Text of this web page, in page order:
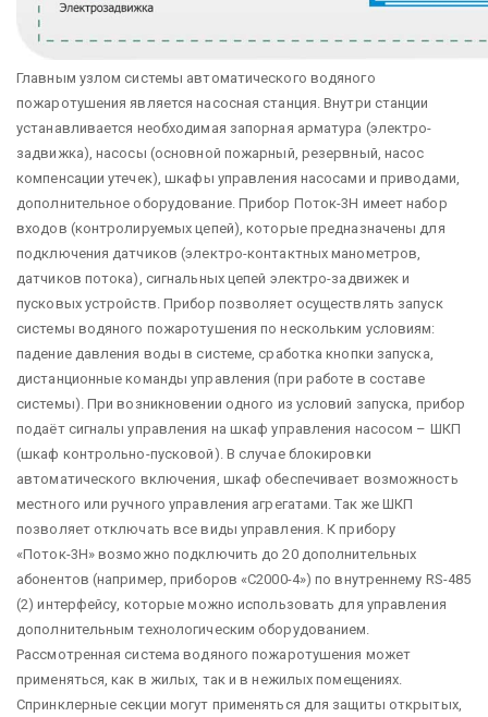
Главным узлом системы автоматического водяного
пожаротушения является насосная станция. Внутри станции
устанавливается необходимая запорная арматура (электро-
задвижка), насосы (основной пожарный, резервный, насос
компенсации утечек), шкафы управления насосами и приводами,
дополнительное оборудование. Прибор Поток-3Н имеет набор
входов (контролируемых цепей), которые предназначены для
подключения датчиков (электро-контактных манометров,
датчиков потока), сигнальных цепей электро-задвижек и
пусковых устройств. Прибор позволяет осуществлять запуск
системы водяного пожаротушения по нескольким условиям:
падение давления воды в системе, сработка кнопки запуска,
дистанционные команды управления (при работе в составе
системы). При возникновении одного из условий запуска, прибор
подаёт сигналы управления на шкаф управления насосом – ШКП
(шкаф контрольно-пусковой). В случае блокировки
автоматического включения, шкаф обеспечивает возможность
местного или ручного управления агрегатами. Так же ШКП
позволяет отключать все виды управления. К прибору
«Поток-3Н» возможно подключить до 20 дополнительных
абонентов (например, приборов «С2000-4») по внутреннему RS-485
(2) интерфейсу, которые можно использовать для управления
дополнительным технологическим оборудованием.
Рассмотренная система водяного пожаротушения может
применяться, как в жилых, так и в нежилых помещениях.
Спринклерные секции могут применяться для защиты открытых,